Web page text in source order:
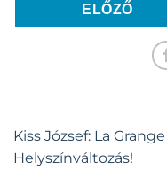
ELŐZŐ
Kiss József: La Grange
Helyszínváltozás!